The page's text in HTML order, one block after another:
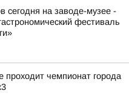
сегодня на заводе-музее -
фестиваль
проходит чемпионат города